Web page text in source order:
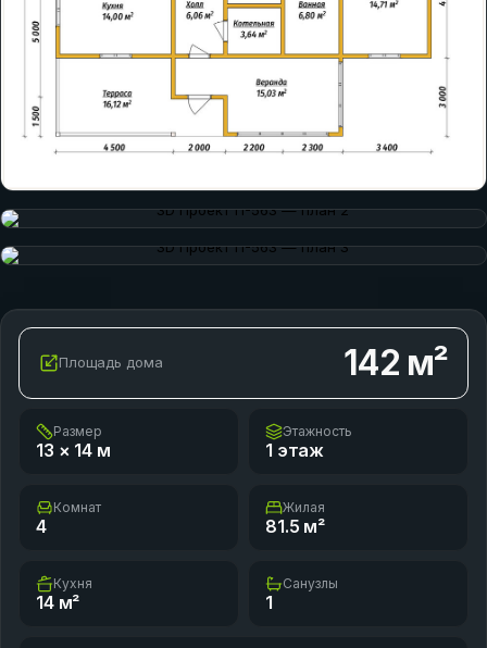
Площадь дома 142 м²
Размер
13 × 14м
Этажность
1 этаж
Комнат
4
Жилая
81.5 м²
Кухня
14м²
Санузлы
1